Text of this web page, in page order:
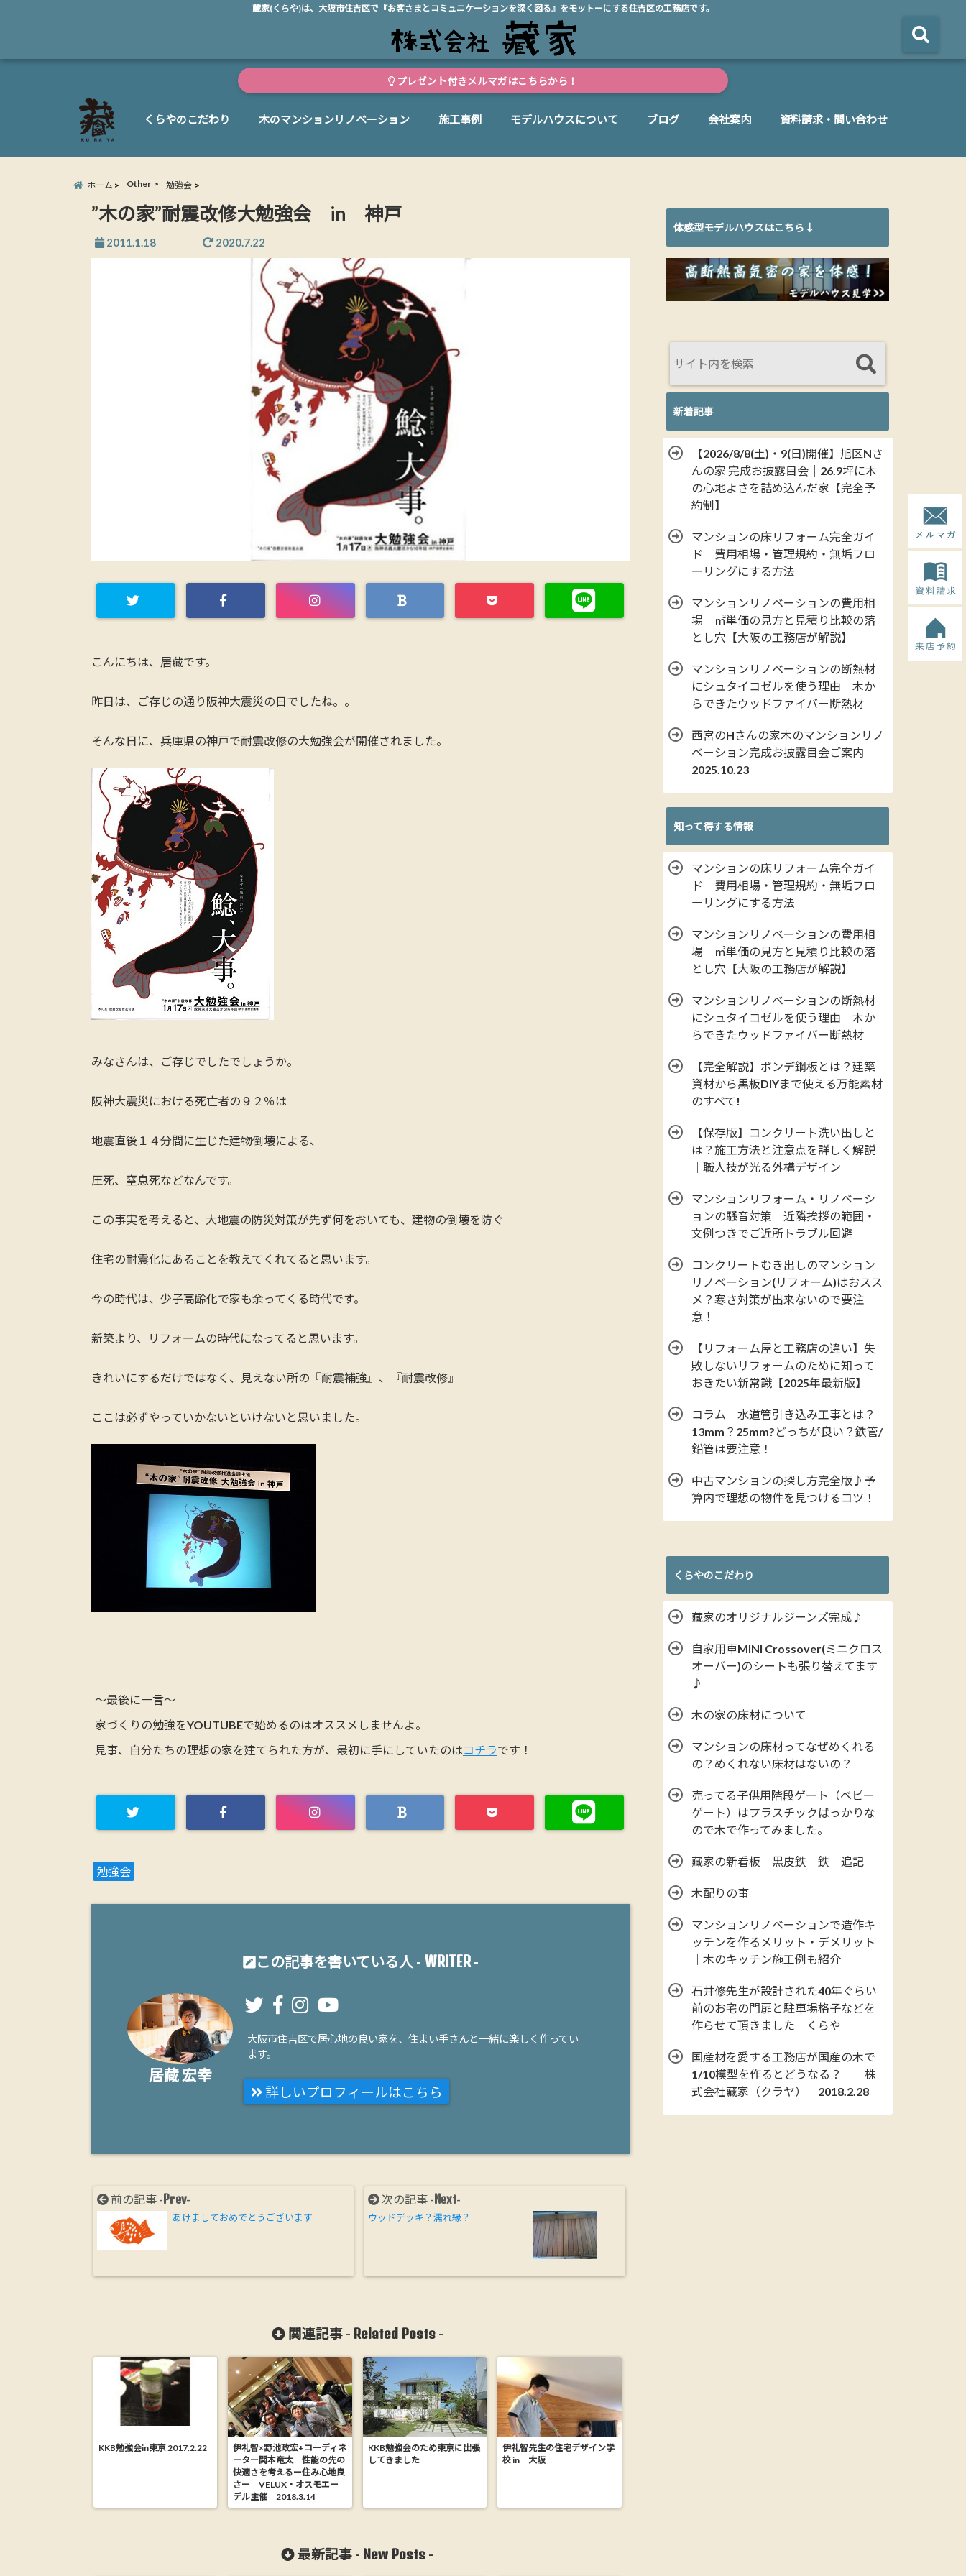
藏家(くらや)は、大阪市住吉区で『お客さまとコミュニケーションを深く図る』をモットーにする住吉区の工務店です。
プレゼント付きメルマガはこちらから！
くらやのこだわり 木のマンションリノベーション 施工事例 モデルハウスについて ブログ 会社案内 資料請求・問い合わせ
ホーム Other 勉強会
”木の家”耐震改修大勉強会 in 神戸
2011.1.18 2020.7.22
こんにちは、居藏です。
昨日は、ご存じの通り阪神大震災の日でしたね。。
そんな日に、兵庫県の神戸で耐震改修の大勉強会が開催されました。
みなさんは、ご存じでしたでしょうか。
阪神大震災における死亡者の９２％は
地震直後１４分間に生じた建物倒壊による、
圧死、窒息死などなんです。
この事実を考えると、大地震の防災対策が先ず何をおいても、建物の倒壊を防ぐ
住宅の耐震化にあることを教えてくれてると思います。
今の時代は、少子高齢化で家も余ってくる時代です。
新築より、リフォームの時代になってると思います。
きれいにするだけではなく、見えない所の『耐震補強』、『耐震改修』
ここは必ずやっていかないといけないと思いました。
～最後に一言～
家づくりの勉強をYOUTUBEで始めるのはオススメしませんよ。
見事、自分たちの理想の家を建てられた方が、最初に手にしていたのはコチラです！
勉強会
この記事を書いている人 - WRITER-
居藏 宏幸
大阪市住吉区で居心地の良い家を、住まい手さんと一緒に楽しく作ってい
ます。
詳しいプロフィールはこちら
前の記事 -Prev-
あけましておめでとうございます
次の記事 -Next-
ウッドデッキ？濡れ縁？
関連記事 - Related Posts-
KKB勉強会in東京 2017.2.22
伊礼智×野池政宏+コーディネ
ーター関本竜太 性能の先の
快適さを考えるー住み心地良
さー VELUX・オスモエー
デル主催 2018.3.14
KKB勉強会のため東京に出張
してきました
伊礼智先生の住宅デザイン学
校 in 大阪
最新記事 - New Posts -
体感型モデルハウスはこちら↓
新着記事
【2026/8/8(土)・9(日)開催】旭区Nさ
んの家 完成お披露目会｜26.9坪に木
の心地よさを詰め込んだ家【完全予
約制】
マンションの床リフォーム完全ガイ
ド｜費用相場・管理規約・無垢フロ
ーリングにする方法
マンションリノベーションの費用相
場｜㎡単価の見方と見積り比較の落
とし穴【大阪の工務店が解説】
マンションリノベーションの断熱材
にシュタイコゼルを使う理由｜木か
らできたウッドファイバー断熱材
西宮のHさんの家木のマンションリノ
ベーション完成お披露目会ご案内
2025.10.23
知って得する情報
マンションの床リフォーム完全ガイ
ド｜費用相場・管理規約・無垢フロ
ーリングにする方法
マンションリノベーションの費用相
場｜㎡単価の見方と見積り比較の落
とし穴【大阪の工務店が解説】
マンションリノベーションの断熱材
にシュタイコゼルを使う理由｜木か
らできたウッドファイバー断熱材
【完全解説】ボンデ鋼板とは？建築
資材から黒板DIYまで使える万能素材
のすべて!
【保存版】コンクリート洗い出しと
は？施工方法と注意点を詳しく解説
｜職人技が光る外構デザイン
マンションリフォーム・リノベーシ
ョンの騒音対策｜近隣挨拶の範囲・
文例つきでご近所トラブル回避
コンクリートむき出しのマンション
リノベーション(リフォーム)はおスス
メ？寒さ対策が出来ないので要注
意！
【リフォーム屋と工務店の違い】失
敗しないリフォームのために知って
おきたい新常識【2025年最新版】
コラム 水道管引き込み工事とは？
13mm？25mm?どっちが良い？鉄管/
鉛管は要注意！
中古マンションの探し方完全版♪予
算内で理想の物件を見つけるコツ！
くらやのこだわり
藏家のオリジナルジーンズ完成♪
自家用車MINI Crossover(ミニクロス
オーバー)のシートも張り替えてます
♪
木の家の床材について
マンションの床材ってなぜめくれる
の？めくれない床材はないの？
売ってる子供用階段ゲート（ベビー
ゲート）はプラスチックばっかりな
ので木で作ってみました。
藏家の新看板 黒皮鉄 鉄 追記
木配りの事
マンションリノベーションで造作キ
ッチンを作るメリット・デメリット
｜木のキッチン施工例も紹介
石井修先生が設計された40年ぐらい
前のお宅の門扉と駐車場格子などを
作らせて頂きました くらや
国産材を愛する工務店が国産の木で
1/10模型を作るとどうなる？ 株
式会社藏家（クラヤ） 2018.2.28